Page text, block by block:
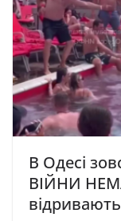
В Одесі
ВІЙНИ